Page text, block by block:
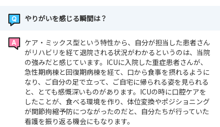
やりがいを感じる瞬間は？
ケア・ミックス型という特性から、自分が担当した患者さん
がリハビリを経て退院される状況がわかるというのは、当院
の強みだと感じています。ICUに入院した重症患者さんが、
急性期病棟と回復期病棟を経て、口から食事を摂れるように
なり、ご自分の足で立って、ご自宅に帰られる姿を見られる
と、とても感慨深いものがあります。ICUの時に口腔ケアを
したことが、食べる環境を作り、体位変換やポジショニング
が関節拘縮予防につながったのだと、自分たちが行っていた
看護を振り返る機会にもなります。